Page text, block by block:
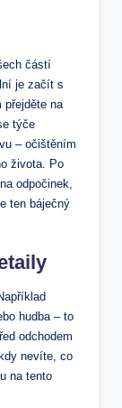
částí⁣
je začít s
přejděte na
týče
– očištěním
života. Po
odpočinek,
ten ⁢báječný
hudba – to
odchodem⁣
nevíte, co
na tento